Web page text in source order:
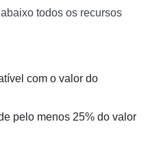
todos os recursos
com o valor do
pelo menos 25% do valor